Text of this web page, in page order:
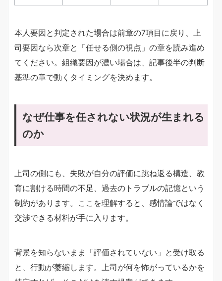
本人要因と判定された場合は前章の7項目に戻り、上
司要因なら次章と「任せる側の視点」の章を読み進め
てください。組織要因が濃い場合は、記事後半の判断
基準の章で動くタイミングを決めます。
なぜ仕事を任されない状況が生まれる
のか
上司の側にも、失敗が自分の評価に跳ね返る構造、教
育に割ける時間の不足、過去のトラブルの記憶という
制約があります。ここを理解すると、感情論ではなく
交渉できる材料が手に入ります。
背景を知らないまま「評価されていない」と受け取る
と、行動が萎縮します。上司が何を怖がっているかを